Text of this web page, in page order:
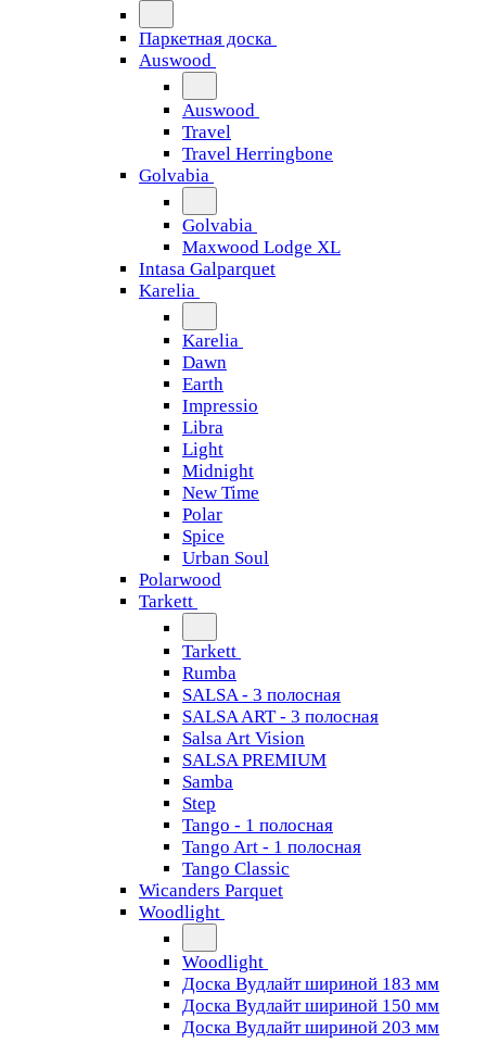
Паркетная доска
Auswood
Auswood
Travel
Travel Herringbone
Golvabia
Golvabia
Maxwood Lodge XL
Intasa Galparquet
Karelia
Karelia
Dawn
Earth
Impressio
Libra
Light
Midnight
New Time
Polar
Spice
Urban Soul
Polarwood
Tarkett
Tarkett
Rumba
SALSA - 3 полосная
SALSA ART - 3 полосная
Salsa Art Vision
SALSA PREMIUM
Samba
Step
Tango - 1 полосная
Tango Art - 1 полосная
Tango Classiс
Wicanders Parquet
Woodlight
Woodlight
Доска Вудлайт шириной 183 мм
Доска Вудлайт шириной 150 мм
Доска Вудлайт шириной 203 мм